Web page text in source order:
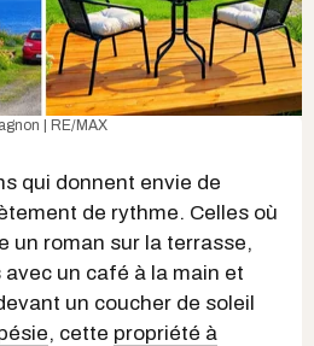
| RE/MAX
qui donnent envie de
de rythme. Celles où
un roman sur la terrasse,
un café à la main et
un coucher de soleil
, cette propriété à